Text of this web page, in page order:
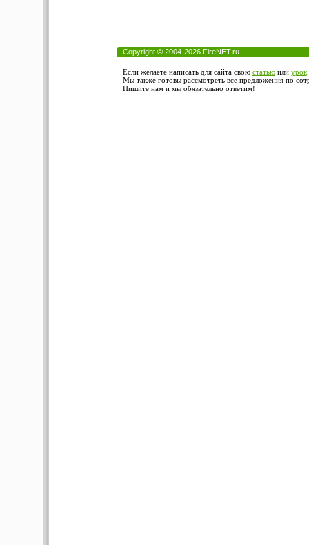
Copyright © 2004-2026 FireNET.ru
Если желаете написать для сайта свою статьюили урок
Мы также готовы рассмотреть все предложения по
Пишите нам и мы обязательно ответим!